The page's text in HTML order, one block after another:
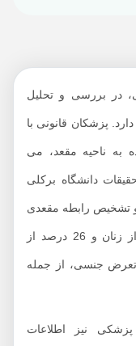
پزشکی قانونی
مقعدی
پزشک قانونی
راه تشخیص
بررسی و تحلیل
قانونی با
ناحیه مقعد، می
دانشگاه برکلی
رابطه مقعدی
نشان می‌دهد که، حدود 30 تا 35 درصد از زنان و 26 درصد از
جنسی، از جمله
نیز اطلاعات